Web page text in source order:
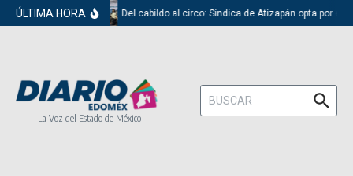
Saltar al contenido
ÚLTIMA HORA Del cabildo al circo: Síndica de Atizapán opta por el
La Voz del Estado de México
Buscar: